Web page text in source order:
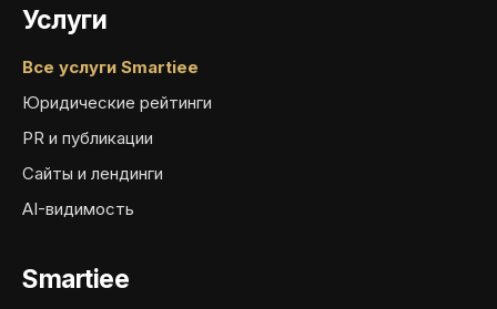
Услуги
Все услуги Smartiee
Юридические рейтинги
PR и публикации
Сайты и лендинги
AI-видимость
Smartiee